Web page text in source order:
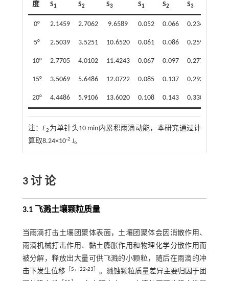
度
S1 S2 S3 S1 S2 S3
0° 2.1459 2.7062 9.6589 0.052 0.066 0.234
5° 2.5039 3.5251 10.6520 0.061 0.086 0.259
10° 2.7705 4.0102 11.4243 0.067 0.097 0.277
15° 3.5069 5.6486 12.0722 0.085 0.137 0.293
20° 4.4486 5.9106 13.6020 0.108 0.143 0.330
注：E2 为单针头10 min内累积雨滴动能，本研究通过计
算取8.24×10-2 J。
3 讨 论
3.1 飞溅土壤颗粒质量
当雨滴打击土壤团聚体表面，土壤团聚体会因消散作用、
雨滴机械打击作用、黏土膨胀作用和物理化学分散作用而
被分解，释放出大量可供飞溅的小颗粒，随后在雨滴的冲
击下发生位移［5， 22-23］ 。溅蚀颗粒质量差异主要归因于团